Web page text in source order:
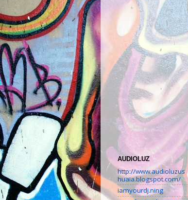
AUDIOLUZ
http://www.audioluzus
huaia.blogspot.com/
iamyourdj.ning